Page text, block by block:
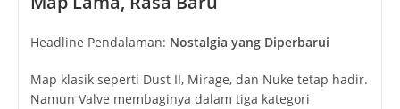
Headline Pendalaman: Nostalgia yang Diperbarui
Map klasik seperti Dust II, Mirage, dan Nuke tetap hadir.
Namun Valve membaginya dalam tiga kategori